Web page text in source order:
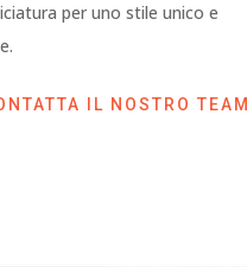
per uno stile unico e
IL NOSTRO TEAM